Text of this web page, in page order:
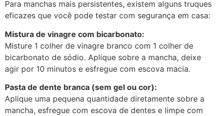
Para manchas mais persistentes, existem alguns truques
eficazes que você pode testar com segurança em casa:
Mistura de vinagre com bicarbonato:
Misture 1 colher de vinagre branco com 1 colher de
bicarbonato de sódio. Aplique sobre a mancha, deixe
agir por 10 minutos e esfregue com escova macia.
Pasta de dente branca (sem gel ou cor):
Aplique uma pequena quantidade diretamente sobre a
mancha, esfregue com escova de dentes e limpe com